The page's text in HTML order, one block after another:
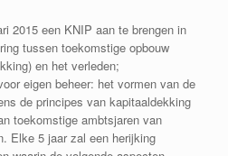
2015 een KNIP aan te brengen in
tussen toekomstige opbouw
en het verleden;
eigen beheer: het vormen van de
de principes van kapitaaldekking
toekomstige ambtsjaren van
Elke 5 jaar zal een herijking